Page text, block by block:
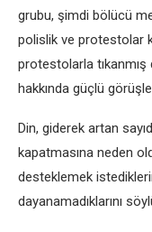
grubu, şimdi bölücü
polislik ve protestolar
protestolarla
hakkında güçlü
Din, giderek artan
kapatmasına neden
desteklemek
dayanamadıklarını